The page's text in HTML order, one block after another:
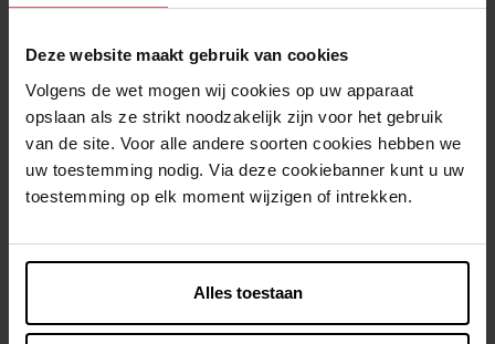
Deze website maakt gebruik van cookies
Volgens de wet mogen wij cookies op uw apparaat
opslaan als ze strikt noodzakelijk zijn voor het gebruik
van de site. Voor alle andere soorten cookies hebben we
uw toestemming nodig. Via deze cookiebanner kunt u uw
toestemming op elk moment wijzigen of intrekken.
Alles toestaan
Verzending binnen 24u
Beschrijving
Kenmerken
Klantereview